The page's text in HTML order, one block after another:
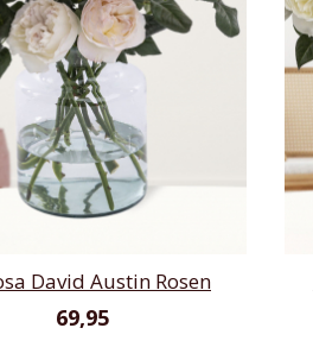
David Austin Rosen
69,95